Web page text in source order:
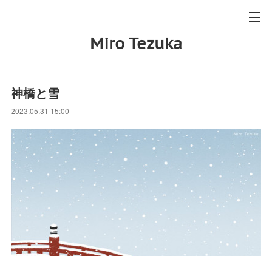
Miro Tezuka
神橋と雪
2023.05.31 15:00